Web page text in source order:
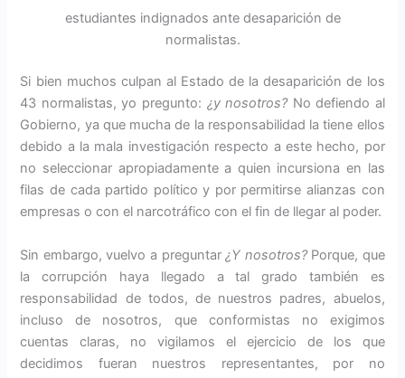
estudiantes indignados ante desaparición de
normalistas.
Si bien muchos culpan al Estado de la desaparición de los
43 normalistas, yo pregunto: ¿y nosotros?No defiendo al
Gobierno, ya que mucha de la responsabilidad la tiene ellos
debido a la mala investigación respecto a este hecho, por
no seleccionar apropiadamente a quien incursiona en las
filas de cada partido político y por permitirse alianzas con
empresas o con el narcotráfico con el fin de llegar al poder.
Sin embargo, vuelvo a preguntar¿Y nosotros?Porque, que
la corrupción haya llegado a tal grado también es
responsabilidad de todos, de nuestros padres, abuelos,
incluso de nosotros, que conformistas no exigimos
cuentas claras, no vigilamos el ejercicio de los que
decidimos fueran nuestros representantes, por no